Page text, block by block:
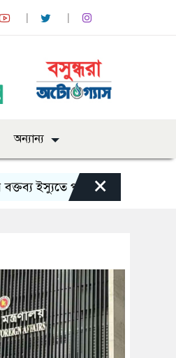
অন্যান্য
ইস্যুতে পররাষ্ট্র মন্ত্রণালয়ের বিবৃতি
×